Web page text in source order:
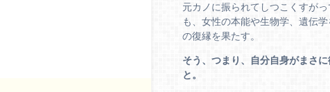
元カノに振られてしつこくすが
も、女性の本能や生物学、遺伝
の復縁を果たす。
そう、つまり、自分自身がまさ
と。